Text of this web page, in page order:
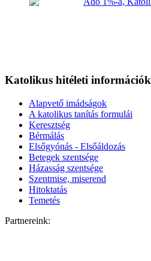
Katolikus hitéleti információk
Alapvető imádságok
A katolikus tanítás formulái
Keresztség
Bérmálás
Elsőgyónás - Elsőáldozás
Betegek szentsége
Házasság szentsége
Szentmise, miserend
Hitoktatás
Temetés
Partnereink: